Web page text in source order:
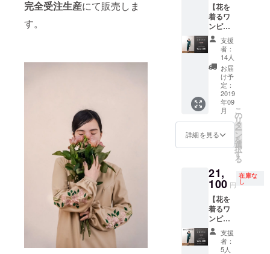
完全受注生産にて販売しま
す。
産のた
め、花
やサイ
ズの変
更は承
ること
ができ
ませ
ん。お
間違い
のない
ようご
注文く
ませ。
※サイズ
ロジェ
クト本
文に記
載して
おりま
すが、
ご質問
などあ
れば
しま
す。 ク
ラウド
ファン
ディン
グ終了
後に日
程等は
メール
にてや
り取り
させて
す。
クト
オー
ナーが
全額負
担しま
すので
必要あ
りませ
ん。 時
間は14
時〜18
時でご
合わせ
ます。
お会い
しま
す。 ク
ラウド
ファン
ディン
グ終了
後に日
【場
所】 ユ
タカ工
房 【開
催スケ
ジュー
ル】
13:30
JR岐阜
駅北口
金の信
長像前
集合
14:00
16:30
終了
17:00
JR岐阜
駅解散
※現地ま
での交
通費、
宿泊費
お選び
くださ
い。 ①
花の種
類は、
以下の
４種類
からお
選びく
ださ
い。 ・
百合 ・
バラ(ピ
ンク) ・
バラ(赤)
ワン
ピース
の丈の
長さを
お選び
くださ
い。 ・
S丈 着
【花を
着るワ
ンピー
ス#01
GREEN
】 クラ
ウド
ファン
ディン
グ特別
価格に
てお届
けしま
す。 ①
袖に咲
かせる
ワン
ピース
の丈 を
お選び
くださ
い。 ①
花の種
類は、
以下の
支援
者：
14人
お届
け予
定：
2019
年09
月
詳細を見る
こ
の
リ
タ
ー
ン
を
選
択
す
る
21,
100 円
在庫な
し
【花を
着るワ
ンピー
ス#01
GREEN
支援
者：
5人